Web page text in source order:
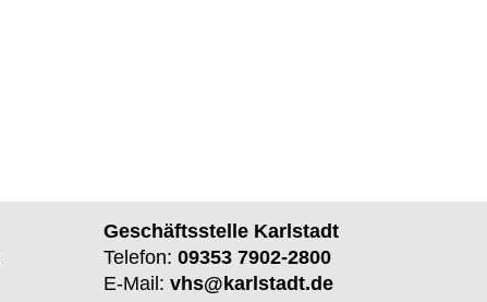
Geschäftsstelle Karlstadt
Telefon: 09353 7902-2800
E-Mail: vhs@karlstadt.de